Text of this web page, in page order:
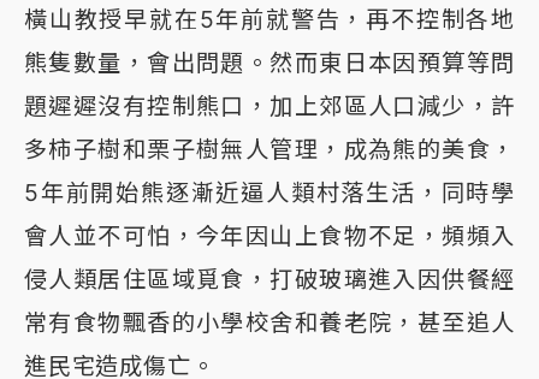
橫山教授早就在5年前就警告，再不控制各地
熊隻數量，會出問題。然而東日本因預算等問
題遲遲沒有控制熊口，加上郊區人口減少，許
多柿子樹和栗子樹無人管理，成為熊的美食，
5年前開始熊逐漸近逼人類村落生活，同時學
會人並不可怕，今年因山上食物不足，頻頻入
侵人類居住區域覓食，打破玻璃進入因供餐經
常有食物飄香的小學校舍和養老院，甚至追人
進民宅造成傷亡。